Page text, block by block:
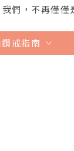
我們，不再僅僅
戒指南